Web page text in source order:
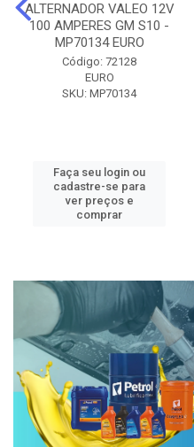
ALTERNADOR VALEO 12V
100 AMPERES GM S10 -
MP70134 EURO
Código: 72128
EURO
SKU: MP70134
Faça seu login ou
cadastre-se para
ver preços e
comprar